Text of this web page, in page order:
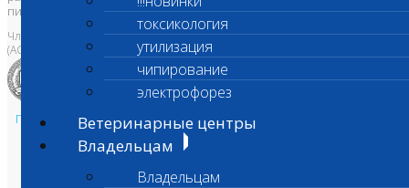
токсикология
утилизация
чипирование
электрофорез
Ветеринарные центры
Владельцам
Владельцам
письменного разрешения Правообладателя
Член Национальной ветеринарной палаты
(АСРО НВП)
Политика в области персональных данных и конфиденциальности
Пользовательское соглашение
Техническая поддержка